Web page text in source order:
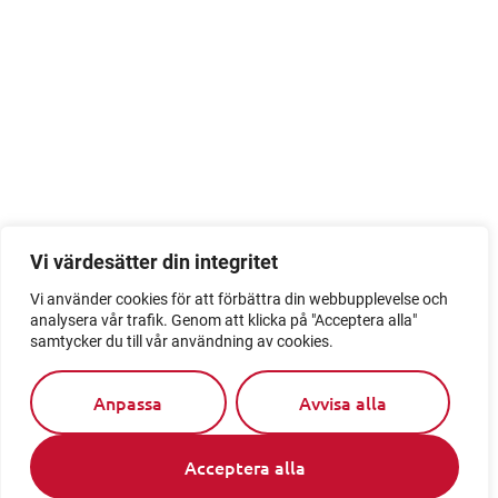
Vi värdesätter din integritet
Vi använder cookies för att förbättra din webbupplevelse och
analysera vår trafik. Genom att klicka på "Acceptera alla"
samtycker du till vår användning av cookies.
Anpassa Avvisa alla
Acceptera alla